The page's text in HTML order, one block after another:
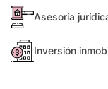
Asesoría
Inversión